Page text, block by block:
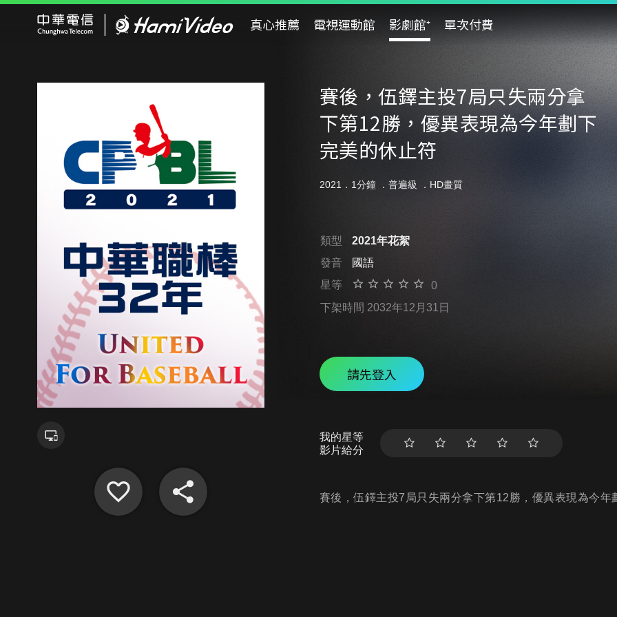
真心推薦 電視運動館 影劇館⁺ 單次付費
賽後，伍鐸主投7局只失兩分拿
下第12勝，優異表現為今年劃下
完美的休止符
2021．1分鐘 ． 普遍級 ．HD畫質
類型
2021年花絮
發音
國語
星等
0
下架時間 2032年12月31日
請先登入
我的星等
影片給分
賽後，伍鐸主投7局只失兩分拿下第12勝，優異表現為今年